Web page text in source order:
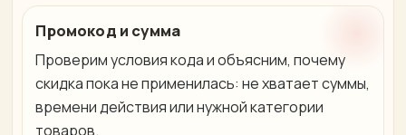
Промокод и сумма
Проверим условия кода и объясним, почему
скидка пока не применилась: не хватает суммы,
времени действия или нужной категории
товаров.